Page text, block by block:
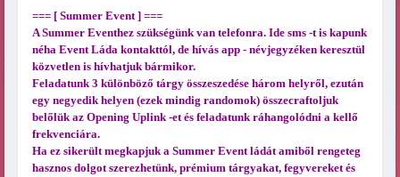
=== [ Summer Event ] ===
A Summer Eventhez szükségünk van telefonra. Ide sms -t is kapunk
néha Event Láda kontakttól, de hívás app - névjegyzéken keresztül
közvetlen is hívhatjuk bármikor.
Feladatunk 3 különböző tárgy összeszedése három helyről, ezután
egy negyedik helyen (ezek mindig randomok) összecraftoljuk
belőlük az Opening Uplink -et és feladatunk ráhangolódni a kellő
frekvenciára.
Ha ez sikerült megkapjuk a Summer Event ládát amiből rengeteg
hasznos dolgot szerezhetünk, prémium tárgyakat, fegyvereket és